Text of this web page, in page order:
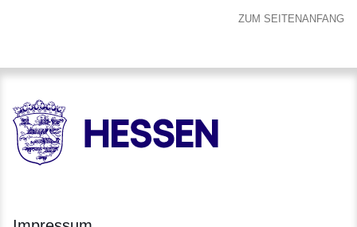
ZUM SEITENANFANG
HESSEN - Hessische Landesregierung